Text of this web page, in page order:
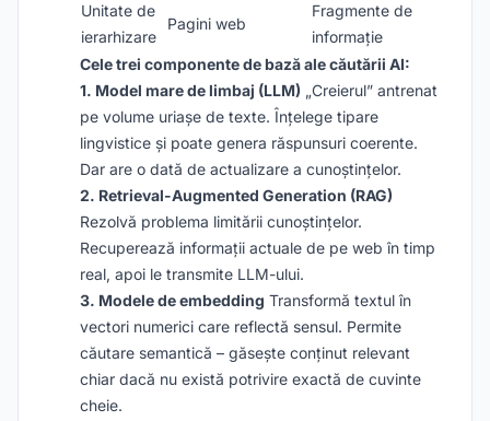
Unitate de
ierarhizare
Pagini web
Fragmente de
informație
Cele trei componente de bază ale căutării AI:
1. Model mare de limbaj (LLM) „Creierul” antrenat
pe volume uriașe de texte. Înțelege tipare
lingvistice și poate genera răspunsuri coerente.
Dar are o dată de actualizare a cunoștințelor.
2. Retrieval-Augmented Generation (RAG)
Rezolvă problema limitării cunoștințelor.
Recuperează informații actuale de pe web în timp
real, apoi le transmite LLM-ului.
3. Modele de embedding Transformă textul în
vectori numerici care reflectă sensul. Permite
căutare semantică – găsește conținut relevant
chiar dacă nu există potrivire exactă de cuvinte
cheie.